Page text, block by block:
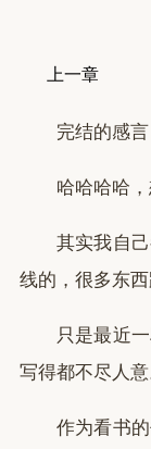
上一章
完结的感言
哈哈哈哈
其实我自
线的，很多东
只是最近
写得都不尽人意
作为看书